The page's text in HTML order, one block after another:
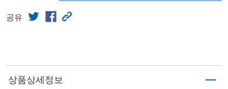
공유
상품상세정보